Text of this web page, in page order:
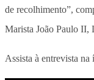
de recolhimento”,
Marista João Paulo II,
Assista à entrevista na